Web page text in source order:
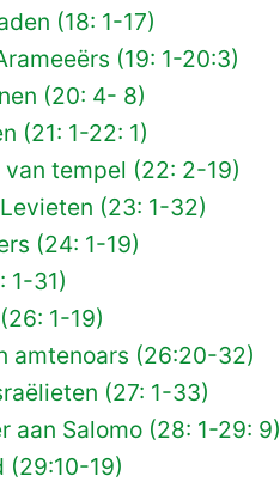
(18: 1-17)
(19: 1-20:3)
(20: 4- 8)
(21: 1-22: 1)
tempel (22: 2-19)
(23: 1-32)
(24: 1-19)
1-31)
1-19)
amtenoars (26:20-32)
(27: 1-33)
aan Salomo (28: 1-29: 9)
(29:10-19)